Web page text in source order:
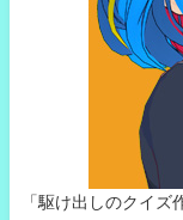
「駆け出しのクイズ